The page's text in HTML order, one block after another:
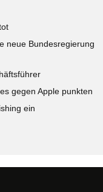
neue Bundesregierung
gegen Apple punkten
ein